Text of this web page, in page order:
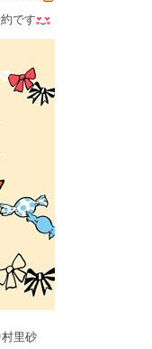
です
里砂